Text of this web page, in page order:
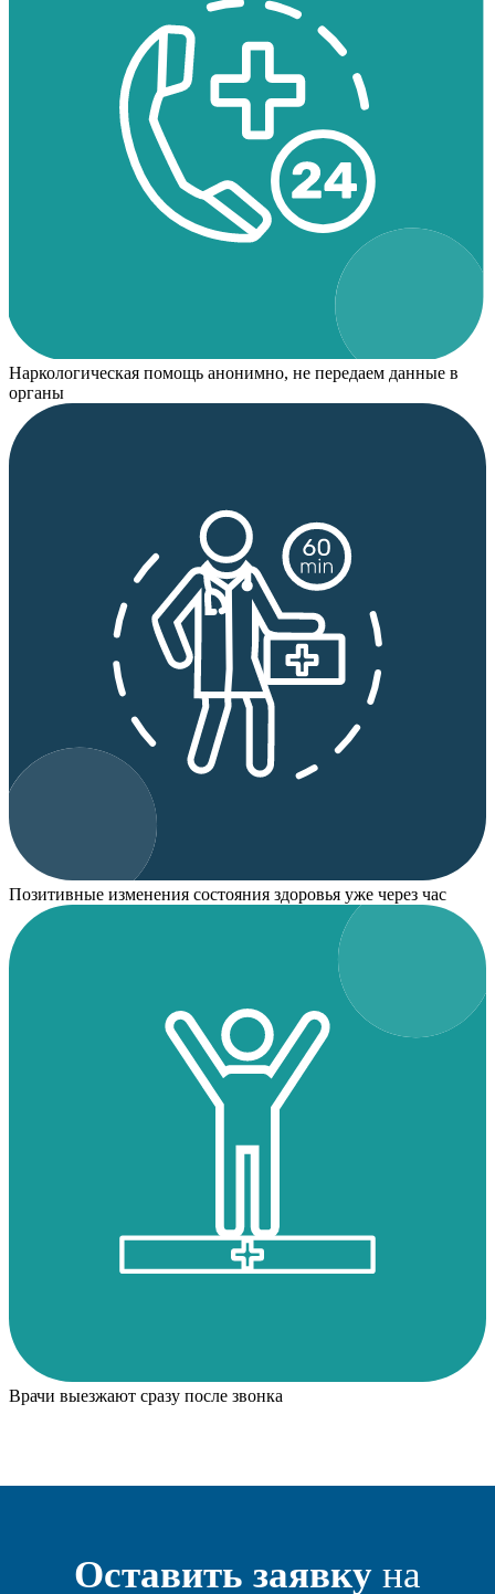
Наркологическая помощь анонимно, не передаем данные в
органы
Позитивные изменения состояния здоровья уже через час
Врачи выезжают сразу после звонка
Оставить заявку на